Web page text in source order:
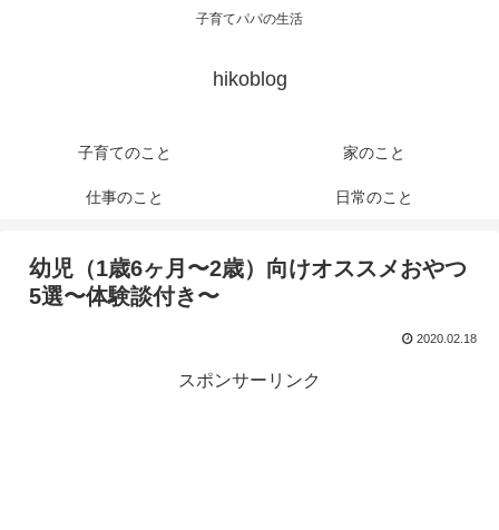
子育てパパの生活
hikoblog
子育てのこと 家のこと
仕事のこと 日常のこと
幼児（1歳6ヶ月〜2歳）向けオススメおやつ
5選〜体験談付き〜
2020.02.18
スポンサーリンク